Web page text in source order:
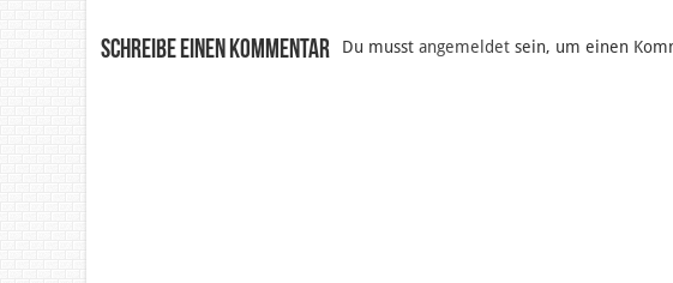
Schreibe einen Kommentar Du musst angemeldet sein, um einen